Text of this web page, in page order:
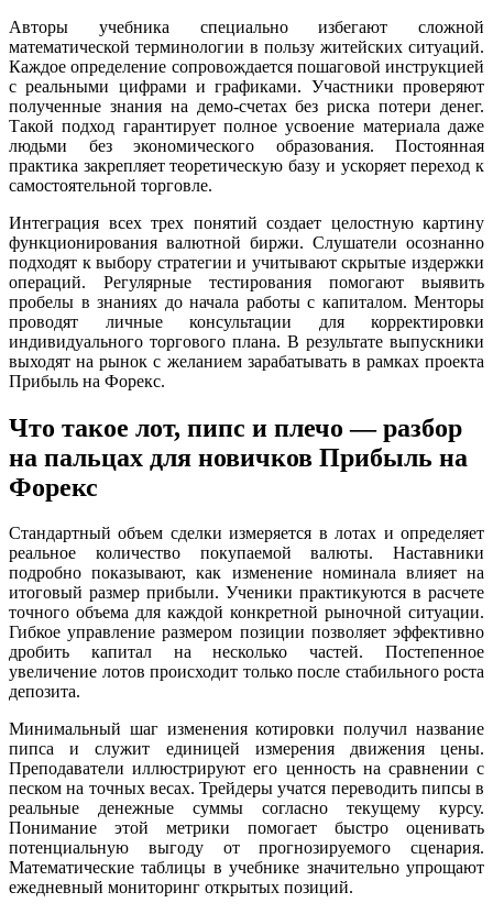
Авторы учебника специально избегают сложной
математической терминологии в пользу житейских ситуаций.
Каждое определение сопровождается пошаговой инструкцией
с реальными цифрами и графиками. Участники проверяют
полученные знания на демо-счетах без риска потери денег.
Такой подход гарантирует полное усвоение материала даже
людьми без экономического образования. Постоянная
практика закрепляет теоретическую базу и ускоряет переход к
самостоятельной торговле.
Интеграция всех трех понятий создает целостную картину
функционирования валютной биржи. Слушатели осознанно
подходят к выбору стратегии и учитывают скрытые издержки
операций. Регулярные тестирования помогают выявить
пробелы в знаниях до начала работы с капиталом. Менторы
проводят личные консультации для корректировки
индивидуального торгового плана. В результате выпускники
выходят на рынок с желанием зарабатывать в рамках проекта
Прибыль на Форекс.
Что такое лот, пипс и плечо — разбор
на пальцах для новичков Прибыль на
Форекс
Стандартный объем сделки измеряется в лотах и определяет
реальное количество покупаемой валюты. Наставники
подробно показывают, как изменение номинала влияет на
итоговый размер прибыли. Ученики практикуются в расчете
точного объема для каждой конкретной рыночной ситуации.
Гибкое управление размером позиции позволяет эффективно
дробить капитал на несколько частей. Постепенное
увеличение лотов происходит только после стабильного роста
депозита.
Минимальный шаг изменения котировки получил название
пипса и служит единицей измерения движения цены.
Преподаватели иллюстрируют его ценность на сравнении с
песком на точных весах. Трейдеры учатся переводить пипсы в
реальные денежные суммы согласно текущему курсу.
Понимание этой метрики помогает быстро оценивать
потенциальную выгоду от прогнозируемого сценария.
Математические таблицы в учебнике значительно упрощают
ежедневный мониторинг открытых позиций.